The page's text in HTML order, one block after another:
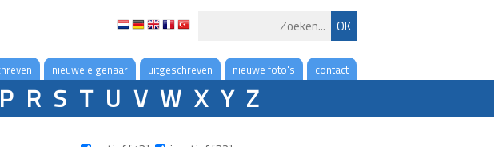
contact
nieuwe foto's
uitgeschreven
nieuwe eigenaar
P R S T U V W X Y Z